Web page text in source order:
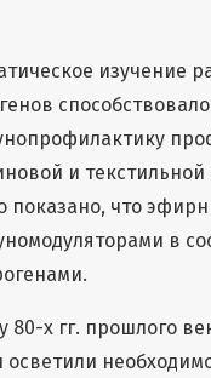
изучение
и
что
в
80-х гг. прошлого